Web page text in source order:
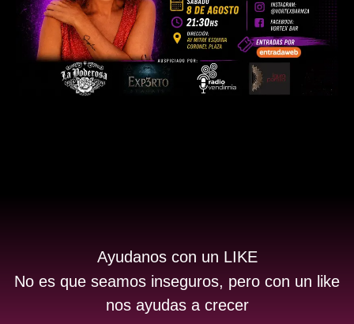
Ayudanos con un LIKE
No es que seamos inseguros, pero con un like
nos ayudas a crecer